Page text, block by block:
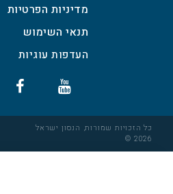
מדיניות הפרטיות
תנאי השימוש
כל הזכויות שמורות, הנסון ישראל
2026 ©